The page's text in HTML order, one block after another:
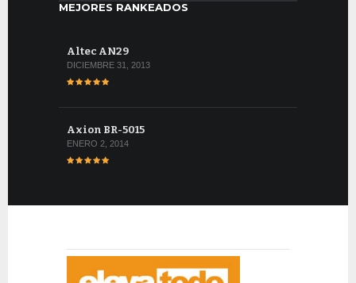
MEJORES RANKEADOS
Altec AN29
DICIEMBRE 31, 2013
Axion BR-5015
ENERO 2, 2014